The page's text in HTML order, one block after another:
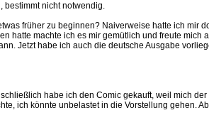
bestimmt nicht notwendig.
früher zu beginnen? Naiverweise hatte ich mir
hatte machte ich es mir gemütlich und freute mich
Jetzt habe ich auch die deutsche Ausgabe
habe ich den Comic gekauft, weil mich
ich könnte unbelastet in die Vorstellung gehen.